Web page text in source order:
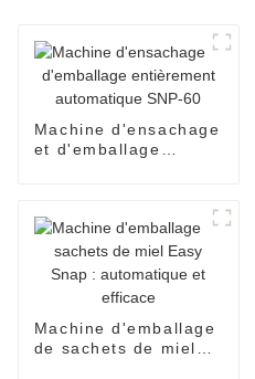
Machine d'ensachage
et d'emballage
Machine d'emballage
de sachets de miel